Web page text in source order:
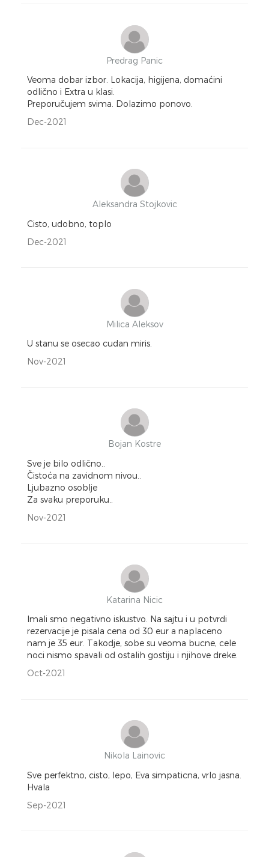
Predrag Panic
Veoma dobar izbor. Lokacija, higijena, domaćini
odlično i Extra u klasi.
Preporučujem svima. Dolazimo ponovo.
Dec-2021
Aleksandra Stojkovic
Cisto, udobno, toplo
Dec-2021
Milica Aleksov
U stanu se osecao cudan miris.
Nov-2021
Bojan Kostre
Sve je bilo odlično..
Čistoća na zavidnom nivou..
Ljubazno osoblje
Za svaku preporuku..
Nov-2021
Katarina Nicic
Imali smo negativno iskustvo. Na sajtu i u potvrdi
rezervacije je pisala cena od 30 eur a naplaceno
nam je 35 eur. Takodje, sobe su veoma bucne, cele
noci nismo spavali od ostalih gostiju i njihove dreke.
Oct-2021
Nikola Lainovic
Sve perfektno, cisto, lepo, Eva simpaticna, vrlo jasna.
Hvala
Sep-2021